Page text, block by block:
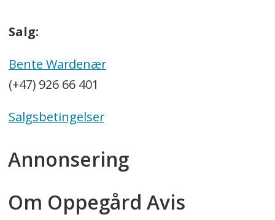
Salg:
Bente Wardenær
(+47) 926 66 401
Salgsbetingelser
Annonsering
Om Oppegård Avis